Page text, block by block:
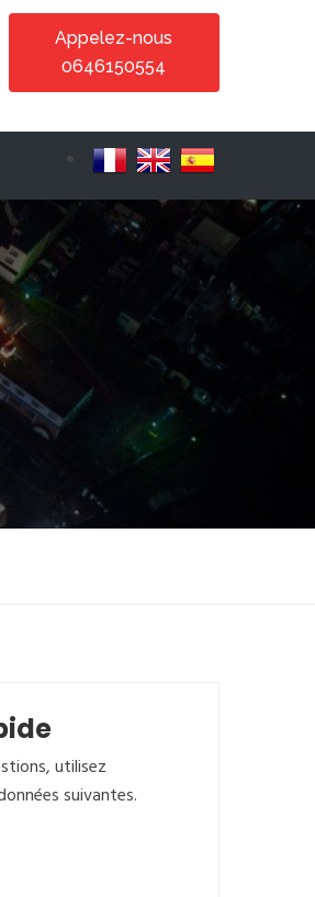
Appelez-nous
0646150554
utilisez
suivantes.